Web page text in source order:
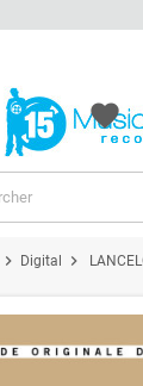
favorite
chevron_right Digital chevron_right